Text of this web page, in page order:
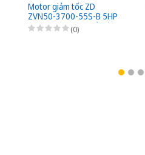
Motor giảm tốc ZD
ZVN50-3700-55S-B 5HP
(3,7kW) - 1/55 - kiểu lắp
Mặt bích 3 Pha
(0)